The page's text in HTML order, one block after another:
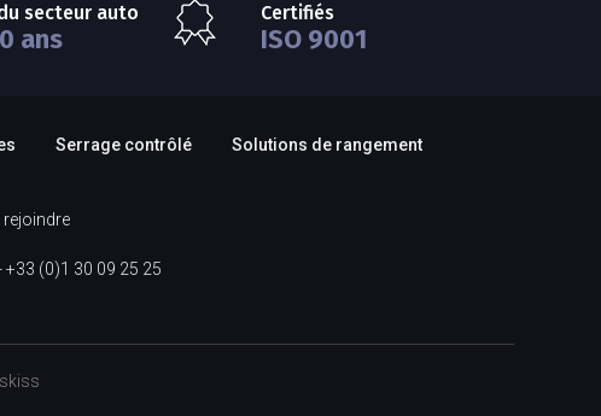
secteur auto
ans
Certifiés
ISO 9001
Serrage contrôlé
Solutions de rangement
rejoindre
+33 (0)1 30 09 25 25